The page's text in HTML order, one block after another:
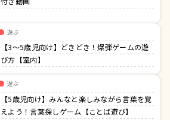
遊ぶ
【3〜5歳児向け】どきどき！爆弾ゲームの遊
び方【室内】
遊ぶ
【5歳児向け】みんなと楽しみながら言葉を覚
えよう！言葉探しゲーム【ことば遊び】